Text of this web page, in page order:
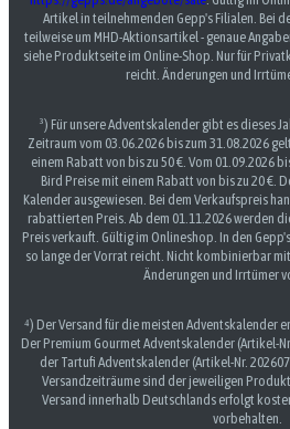
Artikel in teilnehmenden Gepp's Filialen. Bei
teilweise um MHD-Aktionsartikel - genaue
siehe Produktseite im Online-Shop. Nur für
reicht. Änderungen und
³) Für unsere Adventskalender gibt es dieses
Zeitraum vom 03.06.2026 bis zum 31.08.2026
einem Rabatt von bis zu 50 €. Vom 01.09.2026
Bird Preise mit einem Rabatt von bis zu 20 €.
Kalender ausgewiesen. Bei dem Verkaufspreis
rabattierten Preis. Ab dem 01.11.2026 werden
Preis verkauft. Gültig im Onlineshop. In den
so lange der Vorrat reicht. Nicht kombinierbar
Änderungen und Irrtümer
⁴) Der Versand für die meisten Adventskalender
Der Premium Gourmet Adventskalender (Artikel-
der Tartufi Adventskalender (Artikel-Nr.
Versandzeiträume sind der jeweiligen
Versand innerhalb Deutschlands erfolgt
vorbehalten.